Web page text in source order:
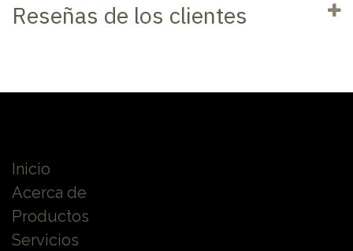
Reseñas de los clientes
Inicio
Acerca de
Productos
Servicios